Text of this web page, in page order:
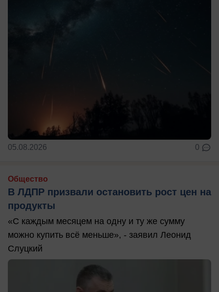
05.08.2026 0
Общество
В ЛДПР призвали остановить рост цен на
продукты
«С каждым месяцем на одну и ту же сумму
можно купить всё меньше», - заявил Леонид
Слуцкий